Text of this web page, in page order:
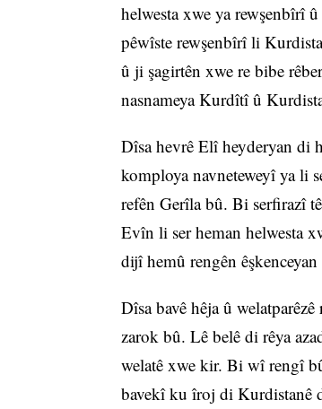
helwesta xwe ya rewşenbîrî
pêwîste rewşenbîrî li
û ji şagirtên xwe re bibe
nasnameya Kurdîtî û
Dîsa hevrê Elî heyderyan di
komploya navneteweyî ya li
refên Gerîla bû. Bi serfirazî
Evîn li ser heman helwesta
dijî hemû rengên
Dîsa bavê hêja û
zarok bû. Lê belê di rêya
welatê xwe kir. Bi wî rengî
bavekî ku îroj di Kurdistanê